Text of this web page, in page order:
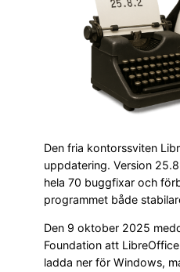
Den fria kontorssviten
uppdatering. Version
hela 70 buggfixar och
programmet både
Den 9 oktober 2025
Foundation att
ladda ner för Windows,